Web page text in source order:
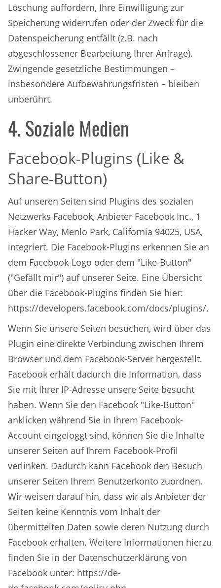
Löschung auffordern, Ihre Einwilligung zur
Speicherung widerrufen oder der Zweck für die
Datenspeicherung entfällt (z.B. nach
abgeschlossener Bearbeitung Ihrer Anfrage).
Zwingende gesetzliche Bestimmungen –
insbesondere Aufbewahrungsfristen – bleiben
unberührt.
4. Soziale Medien
Facebook-Plugins (Like &
Share-Button)
Auf unseren Seiten sind Plugins des sozialen
Netzwerks Facebook, Anbieter Facebook Inc., 1
Hacker Way, Menlo Park, California 94025, USA,
integriert. Die Facebook-Plugins erkennen Sie an
dem Facebook-Logo oder dem "Like-Button"
("Gefällt mir") auf unserer Seite. Eine Übersicht
über die Facebook-Plugins finden Sie hier:
https://developers.facebook.com/docs/plugins/.
Wenn Sie unsere Seiten besuchen, wird über das
Plugin eine direkte Verbindung zwischen Ihrem
Browser und dem Facebook-Server hergestellt.
Facebook erhält dadurch die Information, dass
Sie mit Ihrer IP-Adresse unsere Seite besucht
haben. Wenn Sie den Facebook "Like-Button"
anklicken während Sie in Ihrem Facebook-
Account eingeloggt sind, können Sie die Inhalte
unserer Seiten auf Ihrem Facebook-Profil
verlinken. Dadurch kann Facebook den Besuch
unserer Seiten Ihrem Benutzerkonto zuordnen.
Wir weisen darauf hin, dass wir als Anbieter der
Seiten keine Kenntnis vom Inhalt der
übermittelten Daten sowie deren Nutzung durch
Facebook erhalten. Weitere Informationen hierzu
finden Sie in der Datenschutzerklärung von
Facebook unter: https://de-